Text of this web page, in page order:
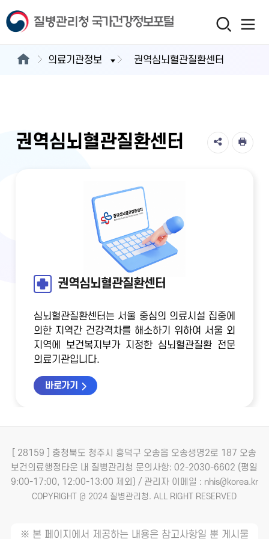
의료기관정보 권역심뇌혈관질환센터
권역심뇌혈관질환센터
권역심뇌혈관질환센터
심뇌혈관질환센터는 서울 중심의 의료시설 집중에
의한 지역간 건강격차를 해소하기 위하여 서울 외
지역에 보건복지부가 지정한 심뇌혈관질환 전문
의료기관입니다.
바로가기
[ 28159 ] 충청북도 청주시 흥덕구 오송읍 오송생명2로 187 오송
보건의료행정타운 내 질병관리청 문의사항: 02-2030-6602 (평일
9:00-17:00, 12:00-13:00 제외) / 관리자 이메일 : nhis@korea.kr
COPYRIGHT @ 2024 질병관리청. ALL RIGHT RESERVED
※ 본 페이지에서 제공하는 내용은 참고사항일 뿐 게시물